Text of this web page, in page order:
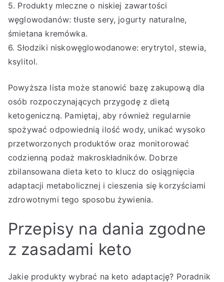
5. Produkty mleczne o niskiej zawartości
węglowodanów: tłuste sery, jogurty naturalne,
śmietana kremówka.
6. Słodziki niskowęglowodanowe: erytrytol, stewia,
ksylitol.
Powyższa lista może stanowić bazę zakupową dla
osób rozpoczynających przygodę z dietą
ketogeniczną. Pamiętaj, aby również regularnie
spożywać odpowiednią ilość wody, unikać wysoko
przetworzonych produktów oraz monitorować
codzienną podaż makroskładników. Dobrze
zbilansowana dieta keto to klucz do osiągnięcia
adaptacji metabolicznej i cieszenia się korzyściami
zdrowotnymi tego sposobu żywienia.
Przepisy na dania zgodne
z zasadami keto
Jakie produkty wybrać na keto adaptację? Poradnik